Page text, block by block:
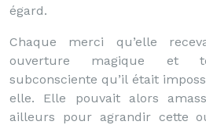
égard.
Chaque merci qu’elle
ouverture magique et
subconsciente qu’il était
elle. Elle pouvait alors
ailleurs pour agrandir cette